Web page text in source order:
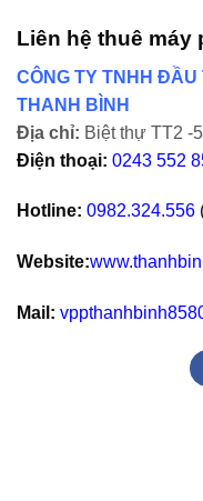
Liên hệ thuê máy
CÔNG TY TNHH
THANH BÌNH
Địa chỉ: Biệt thự TT2 -
Điện thoại: 0243 552
Hotline: 0982.324.556
Website:
Mail: